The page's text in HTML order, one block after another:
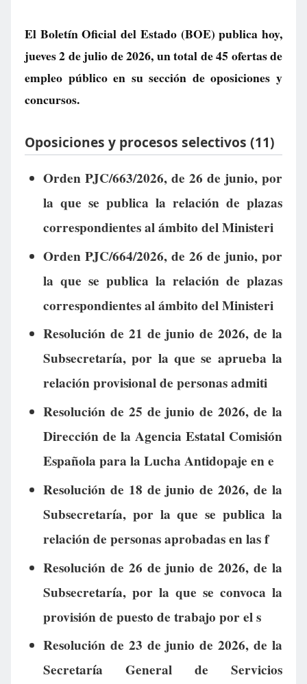
El Boletín Oficial del Estado (BOE) publica hoy,
jueves 2 de julio de 2026, un total de45 ofertas de
empleo públicoen su sección de oposiciones y
concursos.
Oposiciones y procesos selectivos (11)
Orden PJC/663/2026, de 26 de junio, por
la que se publica la relación de plazas
correspondientes al ámbito del Ministeri
Orden PJC/664/2026, de 26 de junio, por
la que se publica la relación de plazas
correspondientes al ámbito del Ministeri
Resolución de 21 de junio de 2026, de la
Subsecretaría, por la que se aprueba la
relación provisional de personas admiti
Resolución de 25 de junio de 2026, de la
Dirección de la Agencia Estatal Comisión
Española para la Lucha Antidopaje en e
Resolución de 18 de junio de 2026, de la
Subsecretaría, por la que se publica la
relación de personas aprobadas en las f
Resolución de 26 de junio de 2026, de la
Subsecretaría, por la que se convoca la
provisión de puesto de trabajo por el s
Resolución de 23 de junio de 2026, de la
Secretaría General de Servicios